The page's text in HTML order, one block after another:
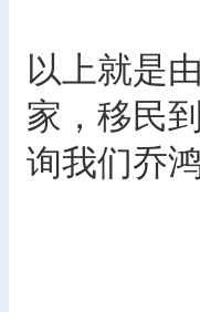
以上就是
家，移民
询我们乔